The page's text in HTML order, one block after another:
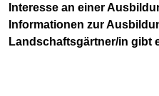
Interesse an einer
Informationen zur
Landschaftsgärtner/in gibt